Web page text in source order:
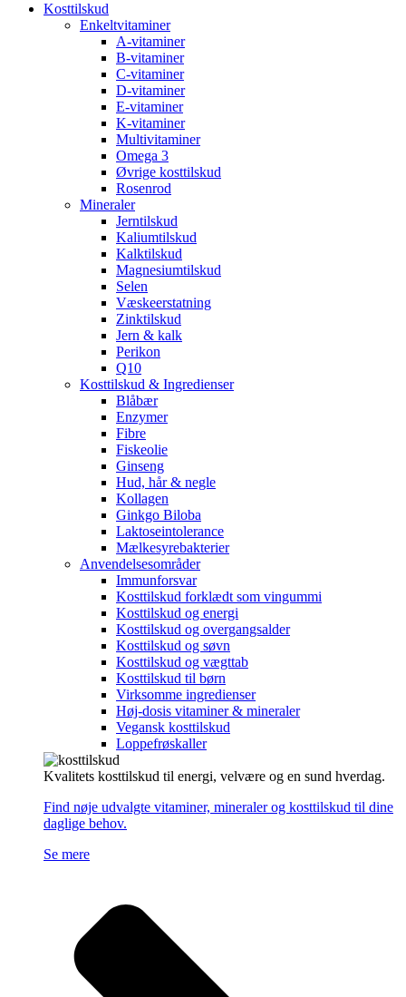
Kosttilskud
Enkeltvitaminer
A-vitaminer
B-vitaminer
C-vitaminer
D-vitaminer
E-vitaminer
K-vitaminer
Multivitaminer
Omega 3
Øvrige kosttilskud
Rosenrod
Mineraler
Jerntilskud
Kaliumtilskud
Kalktilskud
Magnesiumtilskud
Selen
Væskeerstatning
Zinktilskud
Jern & kalk
Perikon
Q10
Kosttilskud & Ingredienser
Blåbær
Enzymer
Fibre
Fiskeolie
Ginseng
Hud, hår & negle
Kollagen
Ginkgo Biloba
Laktoseintolerance
Mælkesyrebakterier
Anvendelsesområder
Immunforsvar
Kosttilskud forklædt som vingummi
Kosttilskud og energi
Kosttilskud og overgangsalder
Kosttilskud og søvn
Kosttilskud og vægttab
Kosttilskud til børn
Virksomme ingredienser
Høj-dosis vitaminer & mineraler
Vegansk kosttilskud
Loppefrøskaller
Kvalitets kosttilskud til energi, velvære og en sund hverdag.
Find nøje udvalgte vitaminer, mineraler og kosttilskud til dine
daglige behov.
Se mere